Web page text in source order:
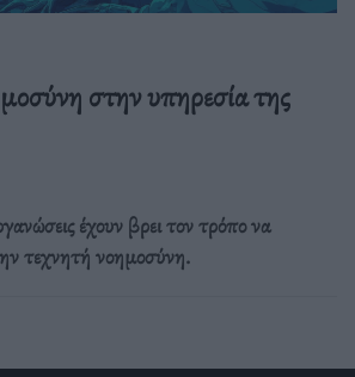
στην υπηρεσία της
έχουν βρει τον τρόπο να
τεχνητή νοημοσύνη.